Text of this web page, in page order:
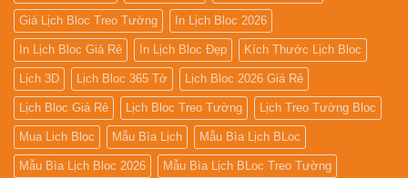
Giá Lịch Bloc Treo Tường In Lịch Bloc 2026
In Lịch Bloc Giá Rẻ In Lịch Bloc Đẹp Kích Thước Lịch Bloc
Lịch 3D Lịch Bloc 365 Tờ Lịch Bloc 2026 Giá Rẻ
Lịch Bloc Giá Rẻ Lịch Bloc Treo Tường Lịch Treo Tường Bloc
Mua Lich Bloc Mẫu Bìa Lịch Mẫu Bìa Lịch BLoc
Mẫu Bìa Lịch Bloc 2026 Mẫu Bìa Lịch BLoc Treo Tường